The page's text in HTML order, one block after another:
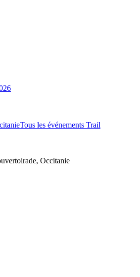
Tous les événements Trail
, Occitanie